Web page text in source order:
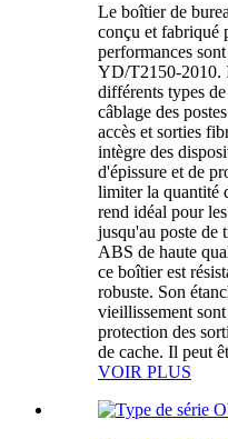
Le boîtier de
conçu et fabriqué
performances
YD/T2150-2010.
différents types
câblage des
accès et sorties
intègre des
d'épissure et de
limiter la quantité
rend idéal pour
jusqu'au poste de
ABS de haute
ce boîtier est
robuste. Son
vieillissement
protection des
de cache. Il peut
VOIR PLUS